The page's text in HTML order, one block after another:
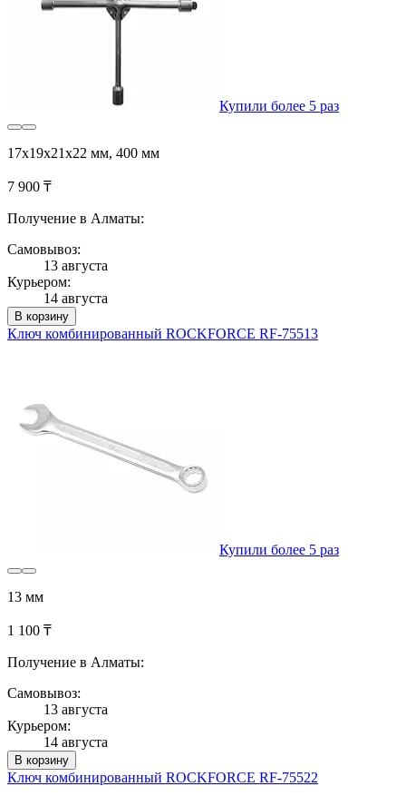
Купили более 5 раз
17х19х21х22 мм, 400 мм
7 900 ₸
Получение в Алматы:
Самовывоз:
13 августа
Курьером:
14 августа
В корзину
Ключ комбинированный ROCKFORCE RF-75513
Купили более 5 раз
13 мм
1 100 ₸
Получение в Алматы:
Самовывоз:
13 августа
Курьером:
14 августа
В корзину
Ключ комбинированный ROCKFORCE RF-75522